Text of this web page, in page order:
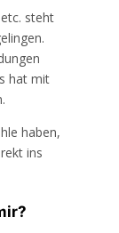
steht
hat mit
haben,
ins